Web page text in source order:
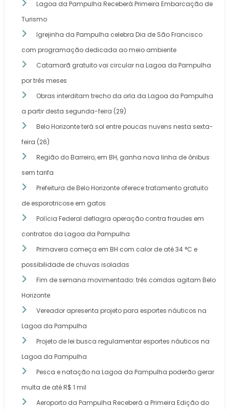
Lagoa da Pampulha Receberá Primeira Embarcação de
Turismo
Igrejinha da Pampulha celebra Dia de São Francisco
com programação dedicada ao meio ambiente
Catamarã gratuito vai circular na Lagoa da Pampulha
por três meses
Obras interditam trecho da orla da Lagoa da Pampulha
a partir desta segunda-feira (29)
Belo Horizonte terá sol entre poucas nuvens nesta sexta-
feira (26)
Região do Barreiro, em BH, ganha nova linha de ônibus
sem tarifa
Prefeitura de Belo Horizonte oferece tratamento gratuito
de esporotricose em gatos
Polícia Federal deflagra operação contra fraudes em
contratos da Lagoa da Pampulha
Primavera começa em BH com calor de até 34 °C e
possibilidade de chuvas isoladas
Fim de semana movimentado: três corridas agitam Belo
Horizonte
Vereador apresenta projeto para esportes náuticos na
Lagoa da Pampulha
Projeto de lei busca regulamentar esportes náuticos na
Lagoa da Pampulha
Pesca e natação na Lagoa da Pampulha poderão gerar
multa de até R$ 1 mil
Aeroporto da Pampulha Receberá a Primeira Edição do